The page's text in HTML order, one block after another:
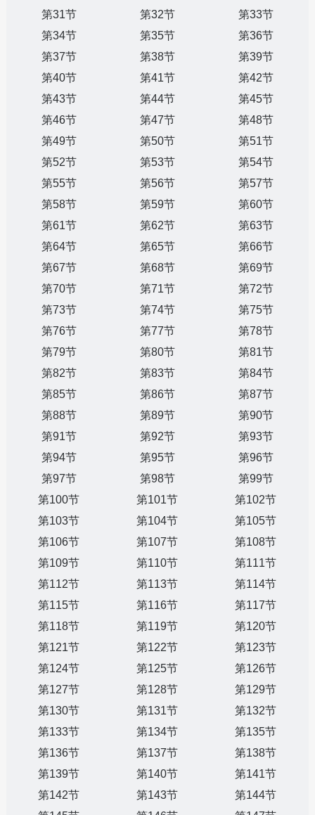
第31节
第32节
第33节
第34节
第35节
第36节
第37节
第38节
第39节
第40节
第41节
第42节
第43节
第44节
第45节
第46节
第47节
第48节
第49节
第50节
第51节
第52节
第53节
第54节
第55节
第56节
第57节
第58节
第59节
第60节
第61节
第62节
第63节
第64节
第65节
第66节
第67节
第68节
第69节
第70节
第71节
第72节
第73节
第74节
第75节
第76节
第77节
第78节
第79节
第80节
第81节
第82节
第83节
第84节
第85节
第86节
第87节
第88节
第89节
第90节
第91节
第92节
第93节
第94节
第95节
第96节
第97节
第98节
第99节
第100节
第101节
第102节
第103节
第104节
第105节
第106节
第107节
第108节
第109节
第110节
第111节
第112节
第113节
第114节
第115节
第116节
第117节
第118节
第119节
第120节
第121节
第122节
第123节
第124节
第125节
第126节
第127节
第128节
第129节
第130节
第131节
第132节
第133节
第134节
第135节
第136节
第137节
第138节
第139节
第140节
第141节
第142节
第143节
第144节